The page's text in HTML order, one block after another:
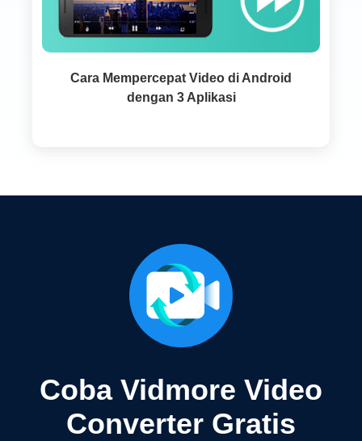
Cara Mempercepat Video di Android
dengan 3 Aplikasi
Coba Vidmore Video
Converter Gratis